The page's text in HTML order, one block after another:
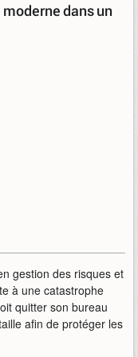
dans un
gestion des risques et
à une catastrophe
quitter son bureau
afin de protéger les